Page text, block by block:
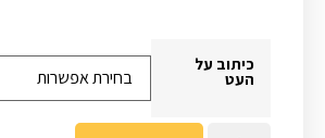
כיתוב על
העט